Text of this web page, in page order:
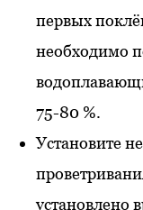
первых
необходимо
75-80 %.
Установите
установлено